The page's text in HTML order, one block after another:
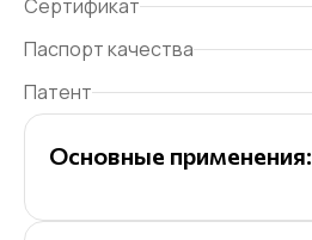
Сертификат
Паспорт качества
Патент
Основные применения: